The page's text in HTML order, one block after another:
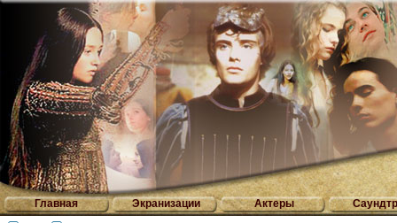
Главная Экранизации Актеры